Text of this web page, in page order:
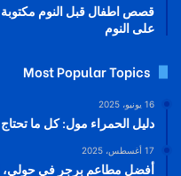
على النوم
Most Popular Topics
16 يونيو، 2025
دليل الحمراء مول: كل ما
17 أغسطس، 2025
أفضل مطاعم برجر في حولي،